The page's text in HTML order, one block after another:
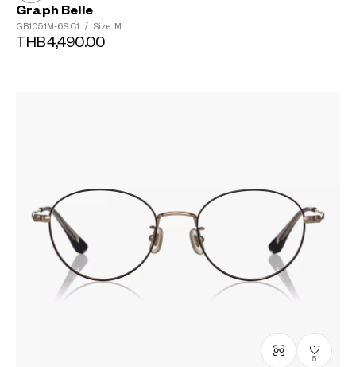
Graph Belle
GB1051M-6S C1 / Size: M
THB4,490.00
5